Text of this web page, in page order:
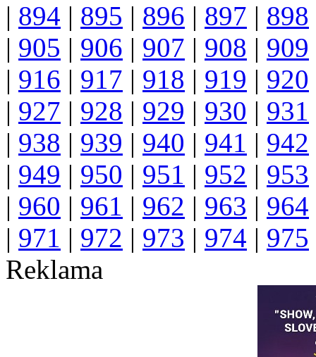
| 894 | 895 | 896 | 897 | 898
| 905 | 906 | 907 | 908 | 909
| 916 | 917 | 918 | 919 | 920
| 927 | 928 | 929 | 930 | 931
| 938 | 939 | 940 | 941 | 942
| 949 | 950 | 951 | 952 | 953
| 960 | 961 | 962 | 963 | 964
| 971 | 972 | 973 | 974 | 975
Reklama